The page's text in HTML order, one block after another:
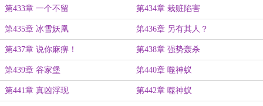
第433章 一个不留 第434章 栽赃陷害
第435章 冰雪妖凰 第436章 另有其人？
第437章 说你麻痹！ 第438章 强势轰杀
第439章 谷家堡 第440章 噬神蚁
第441章 真凶浮现 第442章 噬神蚁